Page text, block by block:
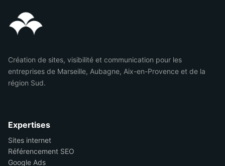
Création de sites, visibilité et communication pour les
entreprises de Marseille, Aubagne, Aix-en-Provence et de la
région Sud.
Expertises
Sites internet
Référencement SEO
Google Ads